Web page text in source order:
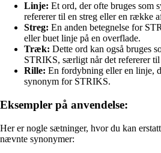
Linje: Et ord, der ofte bruges som
refererer til en streg eller en række
Streg: En anden betegnelse for
eller buet linje på en overflade.
Træk: Dette ord kan også bruges
STRIKS, særligt når det refererer
Rille: En fordybning eller en linje,
synonym for STRIKS.
Eksempler på anvendelse:
Her er nogle sætninger, hvor du kan
nævnte synonymer: